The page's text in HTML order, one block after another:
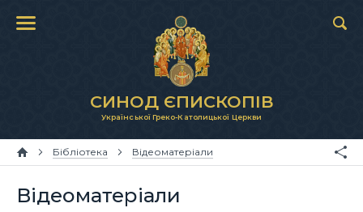
СИНОД ЄПИСКОПІВ
Української Греко-Католицької Церкви
Бібліотека Відеоматеріали
Відеоматеріали